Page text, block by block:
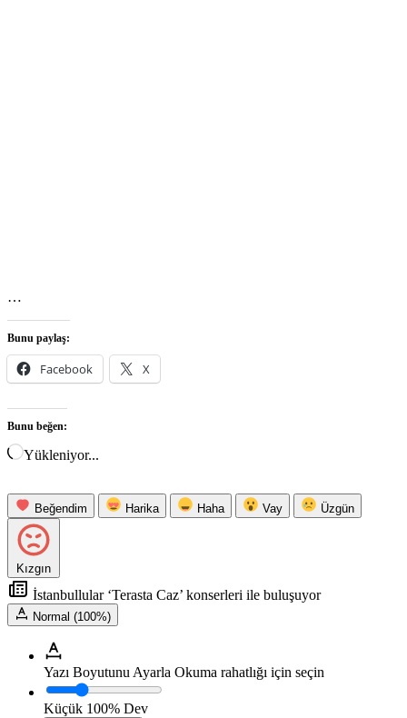
…
Bunu paylaş:
Facebook X
Bunu beğen:
Yükleniyor...
Beğendim Harika Haha Vay Üzgün
Kızgın
İstanbullular ‘Terasta Caz’ konserleri ile buluşuyor
Normal (100%)
Yazı Boyutunu Ayarla Okuma rahatlığı için seçin
Küçük 100% Dev